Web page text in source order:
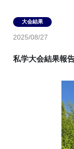
2025/08/27
私学大会結果報